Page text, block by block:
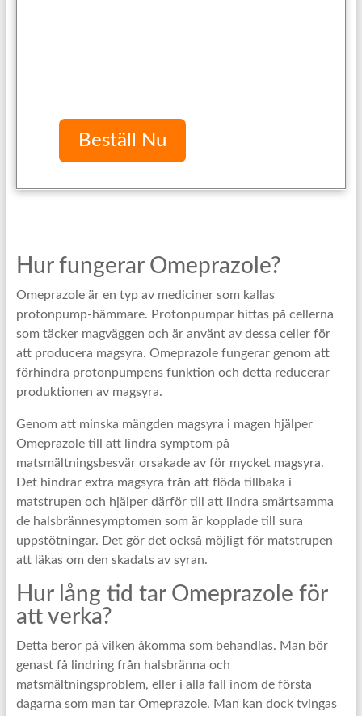
Beställ Nu
Hur fungerar Omeprazole?
Omeprazole är en typ av mediciner som kallas
protonpump-hämmare. Protonpumpar hittas på cellerna
som täcker magväggen och är använt av dessa celler för
att producera magsyra. Omeprazole fungerar genom att
förhindra protonpumpens funktion och detta reducerar
produktionen av magsyra.
Genom att minska mängden magsyra i magen hjälper
Omeprazole till att lindra symptom på
matsmältningsbesvär orsakade av för mycket magsyra.
Det hindrar extra magsyra från att flöda tillbaka i
matstrupen och hjälper därför till att lindra smärtsamma
de halsbrännesymptomen som är kopplade till sura
uppstötningar. Det gör det också möjligt för matstrupen
att läkas om den skadats av syran.
Hur lång tid tar Omeprazole för
att verka?
Detta beror på vilken åkomma som behandlas. Man bör
genast få lindring från halsbränna och
matsmältningsproblem, eller i alla fall inom de första
dagarna som man tar Omeprazole. Man kan dock tvingas